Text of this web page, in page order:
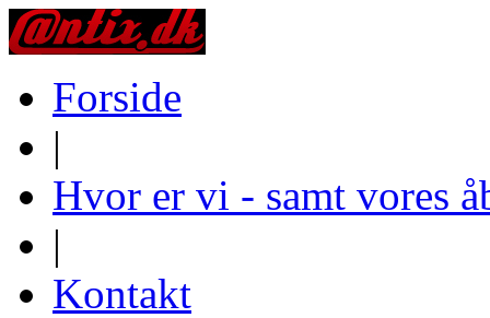
Forside
|
Hvor er vi - samt vores
|
Kontakt